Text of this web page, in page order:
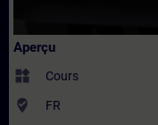
Aperçu
widgets Cours
where_to_vote FR